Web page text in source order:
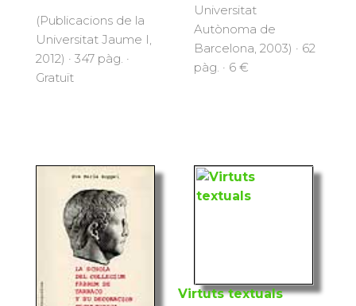
(Publicacions de la
Universitat Jaume I,
2012) · 347 pàg. ·
Gratuït
Autònoma de
Barcelona, 2003) · 62
pàg. · 6 €
Virtuts textuals